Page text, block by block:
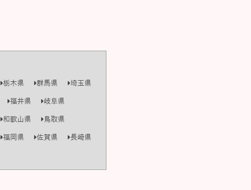
栃木県 群馬県
埼玉県
福井県
岐阜県
和歌山県
鳥取県
福岡県 佐賀県
長崎県